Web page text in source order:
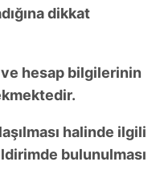
dikkat
ve hesap bilgilerinin
halinde ilgili
bulunulması